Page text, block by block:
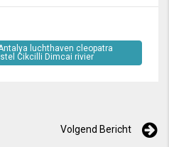
luchthaven cleopatra
Cikcilli Dimcai rivier
Volgend Bericht